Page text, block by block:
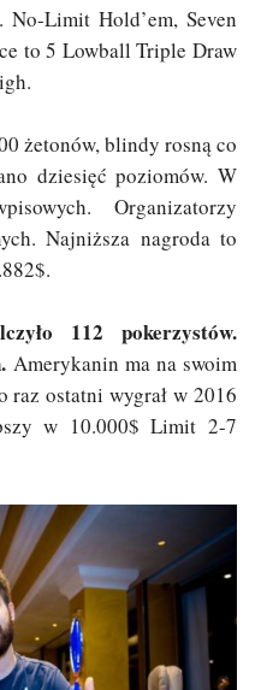
Limit Hold’em, Seven
to 5 Lowball Triple Draw
żetonów, blindy rosną co
dziesięć poziomów. W
Organizatorzy
Najniższa nagroda to
112 pokerzystów.
Amerykanin ma na swoim
raz ostatni wygrał w 2016
w 10.000$ Limit 2-7